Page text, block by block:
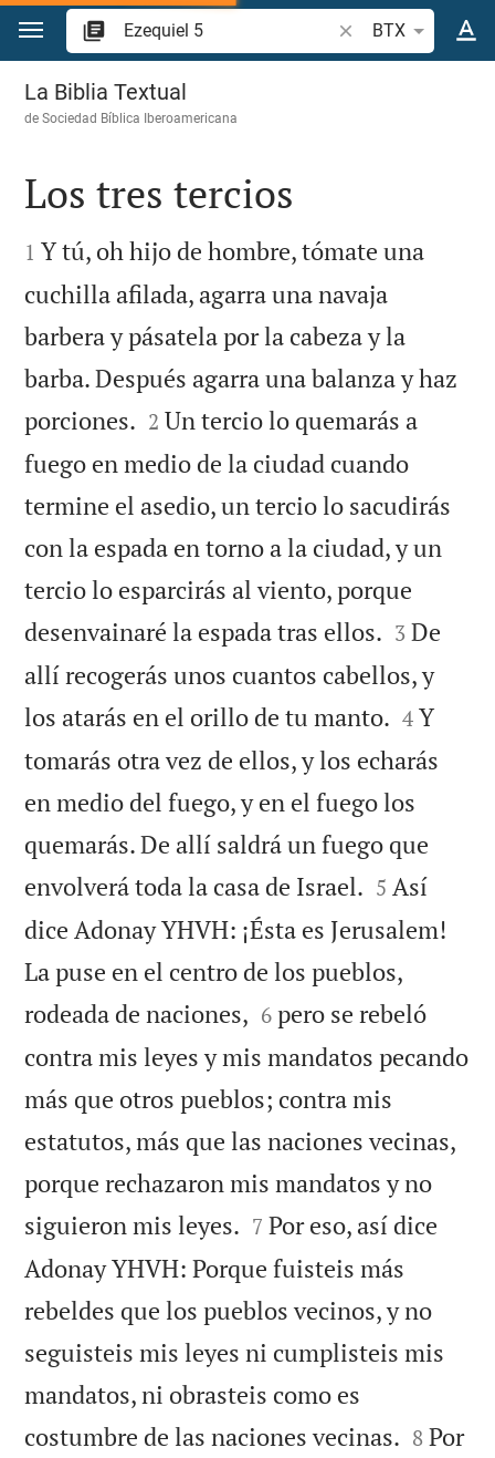
Ir a un contenido
Buscar versículo
BTX
Ezequiel 5
La Biblia Textual
deSociedad Bíblica Iberoamericana

Los tres tercios

1 Y tú, oh hijo de hombre, tómate una
cuchilla afilada, agarra una navaja
barbera y pásatela por la cabeza y la
barba. Después agarra una balanza y haz
porciones. 

2 Un tercio lo quemarás a
fuego en medio de la ciudad cuando
termine el asedio, un tercio lo sacudirás
con la espada en torno a la ciudad, y un
tercio lo esparcirás al viento, porque
desenvainaré la espada tras ellos. 

3 De
allí recogerás unos cuantos cabellos, y
los atarás en el orillo de tu manto. 

4 Y
tomarás otra vez de ellos, y los echarás
en medio del fuego, y en el fuego los
quemarás. De allí saldrá un fuego que
envolverá toda la casa de Israel. 

5 Así
dice Adonay YHVH: ¡Ésta es Jerusalem!
La puse en el centro de los pueblos,
rodeada de naciones, 

6 pero se rebeló
contra mis leyes y mis mandatos pecando
más que otros pueblos; contra mis
estatutos, más que las naciones vecinas,
porque rechazaron mis mandatos y no
siguieron mis leyes. 

7 Por eso, así dice
Adonay YHVH: Porque fuisteis más
rebeldes que los pueblos vecinos, y no
seguisteis mis leyes ni cumplisteis mis
mandatos, ni obrasteis como es
costumbre de las naciones vecinas. 

8 Por